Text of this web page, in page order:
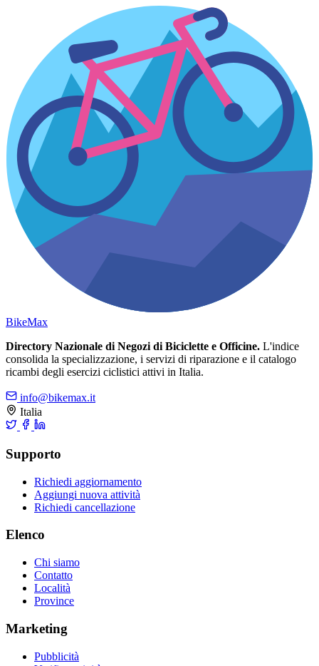
BikeMax
Directory Nazionale di Negozi di Biciclette e Officine. L'indice
consolida la specializzazione, i servizi di riparazione e il catalogo
ricambi degli esercizi ciclistici attivi in Italia.
info@bikemax.it
Italia
Supporto
Richiedi aggiornamento
Aggiungi nuova attività
Richiedi cancellazione
Elenco
Chi siamo
Contatto
Località
Province
Marketing
Pubblicità